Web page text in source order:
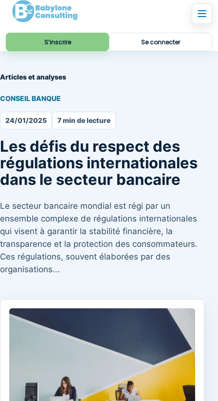
S’inscrire Se connecter
Articles et analyses
CONSEIL BANQUE
24/01/2025 7 min de lecture
Les défis du respect des
régulations internationales
dans le secteur bancaire
Le secteur bancaire mondial est régi par un
ensemble complexe de régulations internationales
qui visent à garantir la stabilité financière, la
transparence et la protection des consommateurs.
Ces régulations, souvent élaborées par des
organisations...